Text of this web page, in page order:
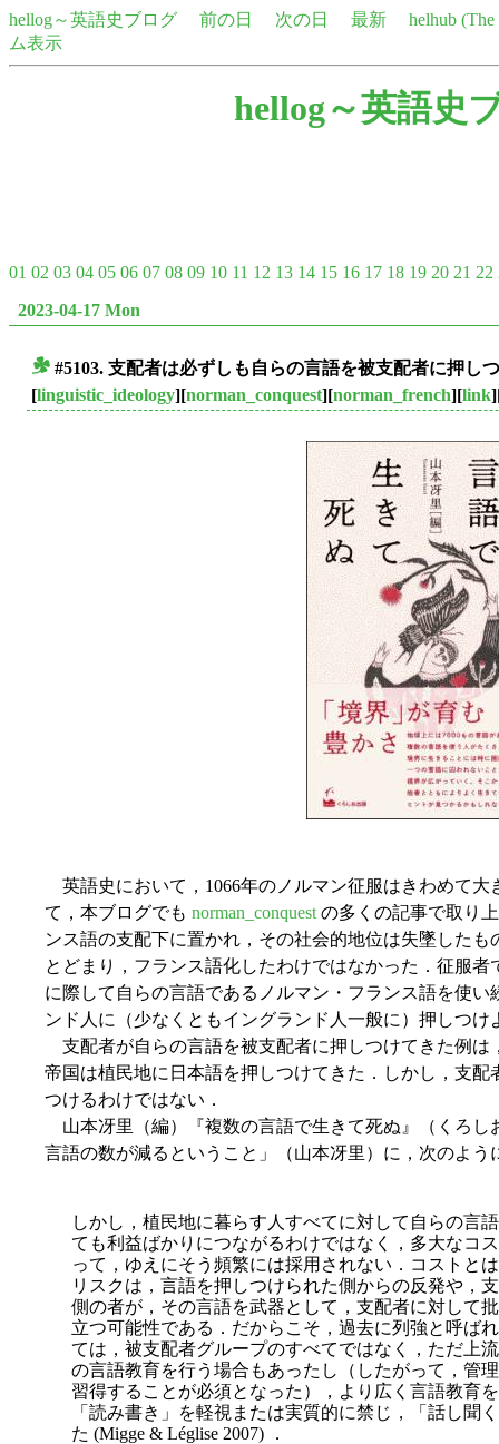
hellog～英語史ブログ 前の日 次の日 最新
helhub
ム表示
hellog～英語史
01 02 03 04 05 06 07 08 09 10 11 12 13 14 15 16 17 18 19 20 21 22
2023-04-17 Mon
#5103. 支配者は必ずしも自らの言語を被支配者に押し
[linguistic_ideology][norman_conquest][norman_french][link
英語史において，1066年のノルマン征服はきわめて大
て，本ブログでも norman_conquest の多くの記事で取り
ンス語の支配下に置かれ，その社会的地位は失墜した
とどまり，フランス語化したわけではなかった．征服
に際して自らの言語であるノルマン・フランス語を使
ンド人に（少なくともイングランド人一般に）押しつけ
支配者が自らの言語を被支配者に押しつけてきた例は
帝国は植民地に日本語を押しつけてきた．しかし，支
つけるわけではない．
山本冴里（編）『複数の言語で生きて死ぬ』（くろし
言語の数が減るということ」（山本冴里）に，次のよう
しかし，植民地に暮らす人すべてに対して自らの言
ても利益ばかりにつながるわけではなく，多大なコ
って，ゆえにそう頻繁には採用されない．コストと
リスクは，言語を押しつけられた側からの反発や，
側の者が，その言語を武器として，支配者に対して
立つ可能性である．だからこそ，過去に列強と呼ば
ては，被支配者グループのすべてではなく，ただ上
の言語教育を行う場合もあったし（したがって，管
習得することが必須となった），より広く言語教育
「読み書き」を軽視または実質的に禁じ，「話し聞
た (Migge & Léglise 2007) ．